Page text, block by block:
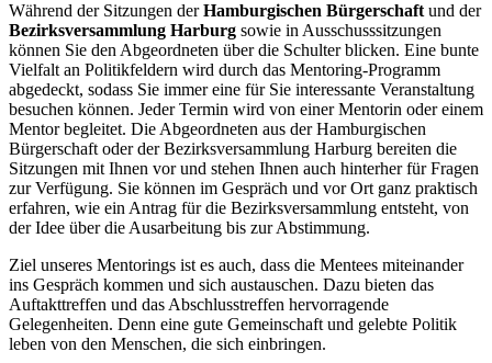
Während der Sitzungen derHamburgischen Bürgerschaft und der
Bezirksversammlung Harburg sowie in Ausschusssitzungen
können Sie den Abgeordneten über die Schulter blicken. Eine bunte
Vielfalt an Politikfeldern wird durch das Mentoring-Programm
abgedeckt, sodass Sie immer eine für Sie interessante Veranstaltung
besuchen können. Jeder Termin wird von einer Mentorin oder einem
Mentor begleitet. Die Abgeordneten aus der Hamburgischen
Bürgerschaft oder der Bezirksversammlung Harburg bereiten die
Sitzungen mit Ihnen vor und stehen Ihnen auch hinterher für Fragen
zur Verfügung. Sie können im Gespräch und vor Ort ganz praktisch
erfahren, wie ein Antrag für die Bezirksversammlung entsteht, von
der Idee über die Ausarbeitung bis zur Abstimmung.
Ziel unseres Mentorings ist es auch, dass die Mentees miteinander
ins Gespräch kommen und sich austauschen. Dazu bieten das
Auftakttreffen und das Abschlusstreffen hervorragende
Gelegenheiten. Denn eine gute Gemeinschaft und gelebte Politik
leben von den Menschen, die sich einbringen.